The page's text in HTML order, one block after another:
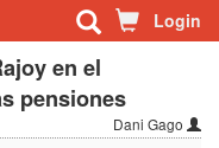
Login
en el
pensiones
Dani Gago